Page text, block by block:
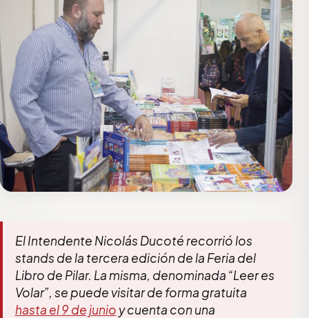
El Intendente Nicolás Ducoté recorrió los
stands de la tercera edición de la Feria del
Libro de Pilar. La misma, denominada “Leer es
Volar”, se puede visitar de forma gratuita
hasta el 9 de junio y cuenta con una